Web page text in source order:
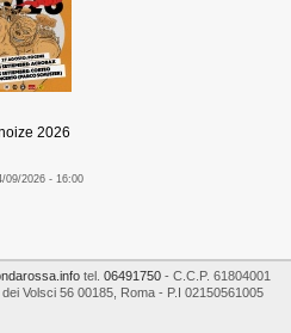
2026
09/2026 - 16:00
tel. 06491750- C.C.P. 61804001
dei Volsci 56 00185 Roma - P.I 02150561005